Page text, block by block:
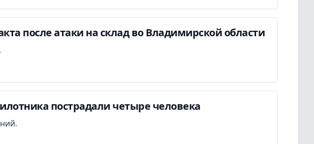
после атаки на склад во Владимирской области
пострадали четыре человека